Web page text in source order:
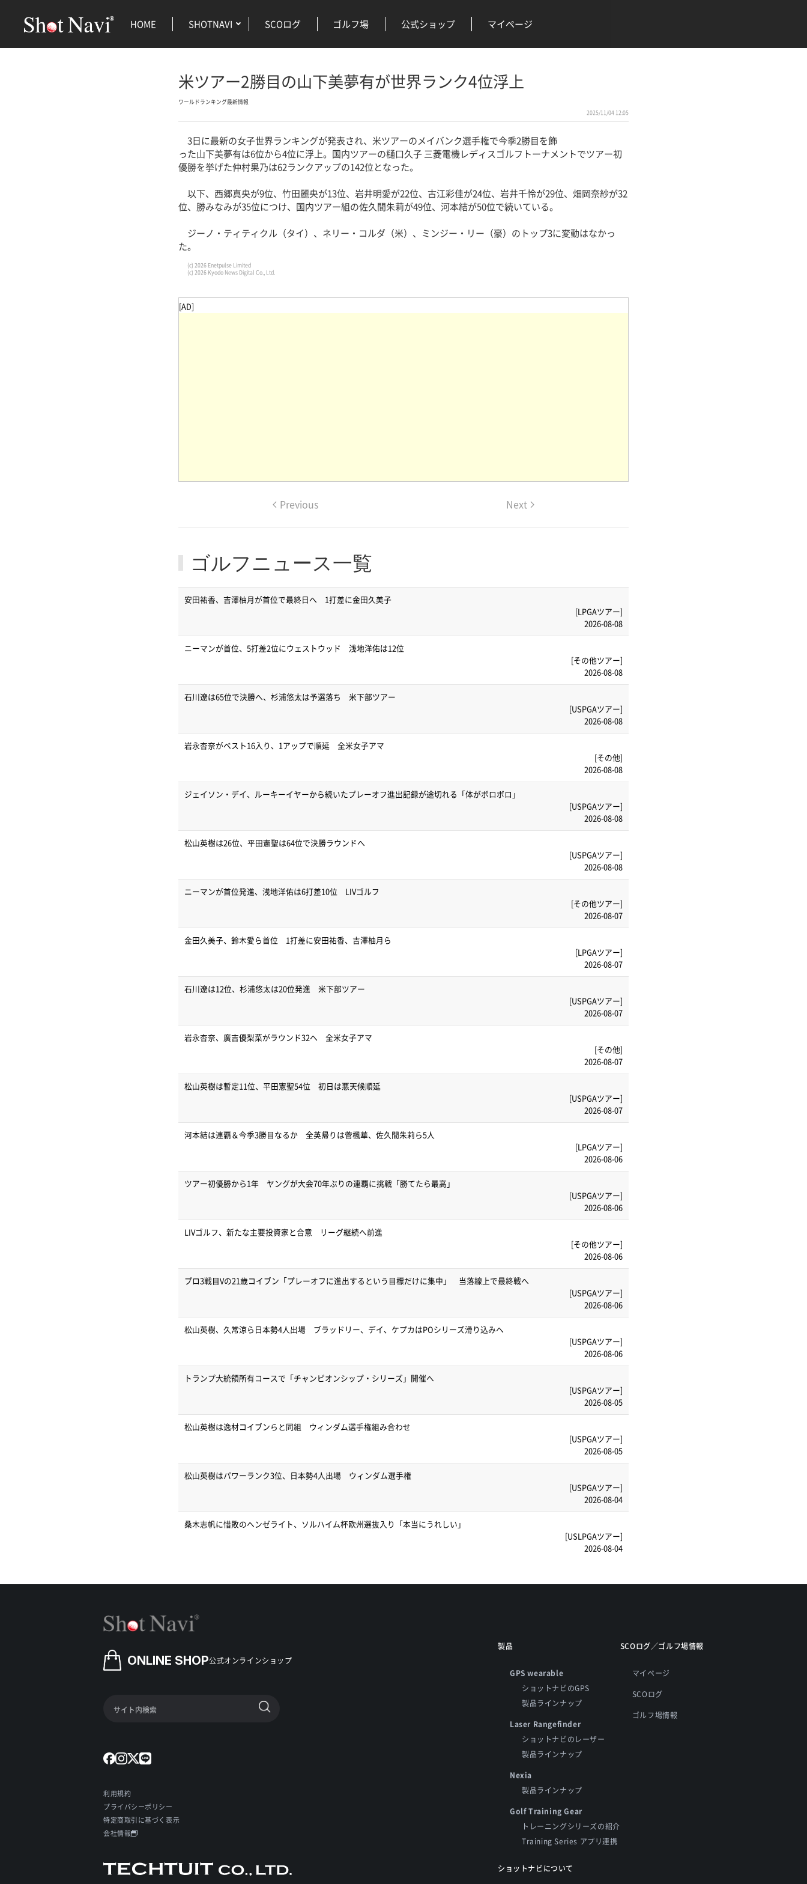
HOME SHOTNAVI SCOログ ゴルフ場 公式ショップ マイページ
米ツアー2勝目の山下美夢有が世界ランク4位浮上
ワールドランキング最新情報
2025/11/04 12:05
3日に最新の女子世界ランキングが発表され、米ツアーのメイバンク選手権で今季2勝目を飾
った山下美夢有は6位から4位に浮上。国内ツアーの樋口久子 三菱電機レディスゴルフトーナメントでツアー初
優勝を挙げた仲村果乃は62ランクアップの142位となった。
以下、西郷真央が9位、竹田麗央が13位、岩井明愛が22位、古江彩佳が24位、岩井千怜が29位、畑岡奈紗が32
位、勝みなみが35位につけ、国内ツアー組の佐久間朱莉が49位、河本結が50位で続いている。
ジーノ・ティティクル（タイ）、ネリー・コルダ（米）、ミンジー・リー（豪）のトップ3に変動はなかっ
た。
(c) 2026 Enetpulse Limited
(c) 2026 Kyodo News Digital Co., Ltd.
[AD]
Previous Next
ゴルフニュース一覧
安田祐香、吉澤柚月が首位で最終日へ 1打差に金田久美子
[LPGAツアー]
2026-08-08
ニーマンが首位、5打差2位にウェストウッド 浅地洋佑は12位
[その他ツアー]
2026-08-08
石川遼は65位で決勝へ、杉浦悠太は予選落ち 米下部ツアー
[USPGAツアー]
2026-08-08
岩永杏奈がベスト16入り、1アップで順延 全米女子アマ
[その他]
2026-08-08
ジェイソン・デイ、ルーキーイヤーから続いたプレーオフ進出記録が途切れる「体がボロボロ」
[USPGAツアー]
2026-08-08
松山英樹は26位、平田憲聖は64位で決勝ラウンドへ
[USPGAツアー]
2026-08-08
ニーマンが首位発進、浅地洋佑は6打差10位 LIVゴルフ
[その他ツアー]
2026-08-07
金田久美子、鈴木愛ら首位 1打差に安田祐香、吉澤柚月ら
[LPGAツアー]
2026-08-07
石川遼は12位、杉浦悠太は20位発進 米下部ツアー
[USPGAツアー]
2026-08-07
岩永杏奈、廣吉優梨菜がラウンド32へ 全米女子アマ
[その他]
2026-08-07
松山英樹は暫定11位、平田憲聖54位 初日は悪天候順延
[USPGAツアー]
2026-08-07
河本結は連覇＆今季3勝目なるか 全英帰りは菅楓華、佐久間朱莉ら5人
[LPGAツアー]
2026-08-06
ツアー初優勝から1年 ヤングが大会70年ぶりの連覇に挑戦「勝てたら最高」
[USPGAツアー]
2026-08-06
LIVゴルフ、新たな主要投資家と合意 リーグ継続へ前進
[その他ツアー]
2026-08-06
プロ3戦目Vの21歳コイブン「プレーオフに進出するという目標だけに集中」 当落線上で最終戦へ
[USPGAツアー]
2026-08-06
松山英樹、久常涼ら日本勢4人出場 ブラッドリー、デイ、ケプカはPOシリーズ滑り込みへ
[USPGAツアー]
2026-08-06
トランプ大統領所有コースで「チャンピオンシップ・シリーズ」開催へ
[USPGAツアー]
2026-08-05
松山英樹は逸材コイブンらと同組 ウィンダム選手権組み合わせ
[USPGAツアー]
2026-08-05
松山英樹はパワーランク3位、日本勢4人出場 ウィンダム選手権
[USPGAツアー]
2026-08-04
桑木志帆に惜敗のヘンゼライト、ソルハイム杯欧州選抜入り「本当にうれしい」
[USLPGAツアー]
2026-08-04
ONLINE SHOP公式オンラインショップ
利用規約
プライバシーポリシー
特定商取引に基づく表示
会社情報
製品
GPS wearable
ショットナビのGPS
製品ラインナップ
Laser Rangefinder
ショットナビのレーザー
製品ラインナップ
Nexia
製品ラインナップ
Golf Training Gear
トレーニングシリーズの紹介
Training Series アプリ連携
ショットナビについて
SCOログ／ゴルフ場情報
マイページ
SCOログ
ゴルフ場情報